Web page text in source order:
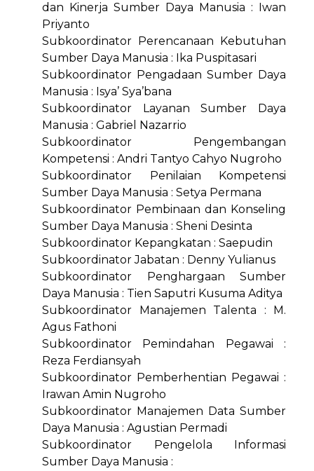
dan Kinerja Sumber Daya Manusia : Iwan
Priyanto
Subkoordinator Perencanaan Kebutuhan
Sumber Daya Manusia : Ika Puspitasari
Subkoordinator Pengadaan Sumber Daya
Manusia : Isya’ Sya’bana
Subkoordinator Layanan Sumber Daya
Manusia : Gabriel Nazarrio
Subkoordinator Pengembangan
Kompetensi : Andri Tantyo Cahyo Nugroho
Subkoordinator Penilaian Kompetensi
Sumber Daya Manusia : Setya Permana
Subkoordinator Pembinaan dan Konseling
Sumber Daya Manusia : Sheni Desinta
Subkoordinator Kepangkatan : Saepudin
Subkoordinator Jabatan : Denny Yulianus
Subkoordinator Penghargaan Sumber
Daya Manusia : Tien Saputri Kusuma Aditya
Subkoordinator Manajemen Talenta : M.
Agus Fathoni
Subkoordinator Pemindahan Pegawai :
Reza Ferdiansyah
Subkoordinator Pemberhentian Pegawai :
Irawan Amin Nugroho
Subkoordinator Manajemen Data Sumber
Daya Manusia : Agustian Permadi
Subkoordinator Pengelola Informasi
Sumber Daya Manusia :